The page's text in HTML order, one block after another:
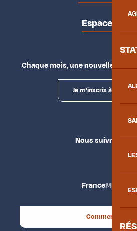
Espace presse
Chaque mois, une nouvelle façon
Je m'inscris à la
Nous suivre
France
Comment venir ?